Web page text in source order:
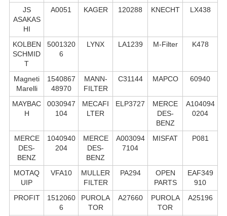
JS
ASAKAS
HI
A0051 KAGER 120288 KNECHT LX438
KOLBEN
SCHMID
T
5001320
6
LYNX LA1239 M-Filter K478
Magneti
Marelli
1540867
48970
MANN-
FILTER
C31144 MAPCO 60940
MAYBAC
H
0030947
104
MECAFI
LTER
ELP3727
MERCE
DES-
BENZ
A104094
0204
MERCE
DES-
BENZ
1040940
204
MERCE
DES-
BENZ
A003094
7104
MISFAT P081
MOTAQ
UIP
VFA10
MULLER
FILTER
PA294
OPEN
PARTS
EAF349
910
PROFIT
1512060
6
PUROLA
TOR
A27660
PUROLA
TOR
A25196